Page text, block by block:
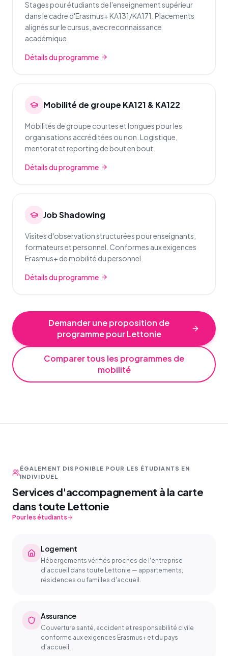
Stages pour étudiants de l'enseignement supérieur
dans le cadre d'Erasmus+ KA131/KA171. Placements
alignés sur le cursus, avec reconnaissance
académique.
Détails du programme
Mobilité de groupe KA121 & KA122
Mobilités de groupe courtes et longues pour les
organisations accréditées ou non. Logistique,
mentorat et reporting de bout en bout.
Détails du programme
Job Shadowing
Visites d'observation structurées pour enseignants,
formateurs et personnel. Conformes aux exigences
Erasmus+ de mobilité du personnel.
Détails du programme
Demander une proposition de
programme pour Lettonie
Comparer tous les programmes de
mobilité
ÉGALEMENT DISPONIBLE POUR LES ÉTUDIANTS EN
INDIVIDUEL
Services d'accompagnement à la carte
dans toute Lettonie
Pour les étudiants
Logement
Hébergements vérifiés proches de l'entreprise
d'accueil dans toute Lettonie — appartements,
résidences ou familles d'accueil.
Assurance
Couverture santé, accident et responsabilité civile
conforme aux exigences Erasmus+ et du pays
d'accueil.